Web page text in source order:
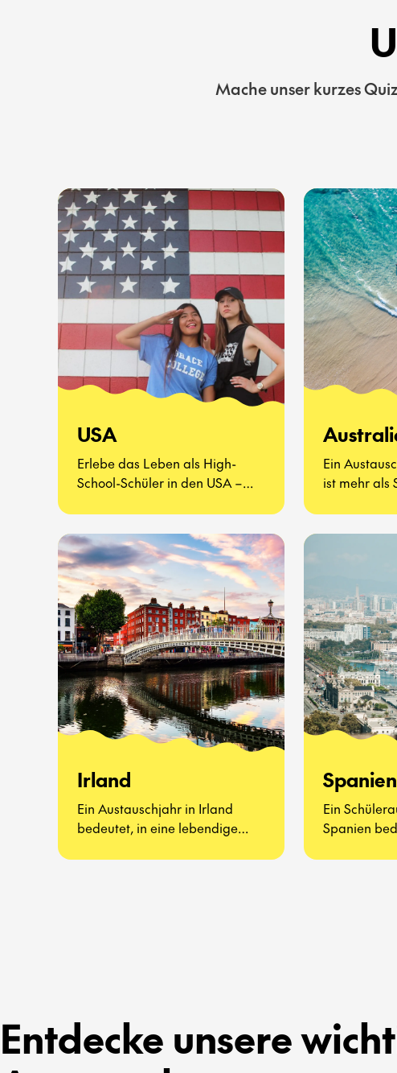
Mache unser kurzes
USA
Erlebe das Leben als High-
School-Schüler in den USA –
Ein
ist mehr als
Schulalltag
Seite der
Irland
Ein Austauschjahr in Irland
bedeutet, in eine lebendige
Spanien
Ein
Spanien
Entdecke unsere